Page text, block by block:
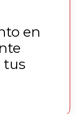
en
tus